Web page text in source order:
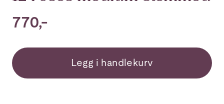
770,-
Legg i handlekurv